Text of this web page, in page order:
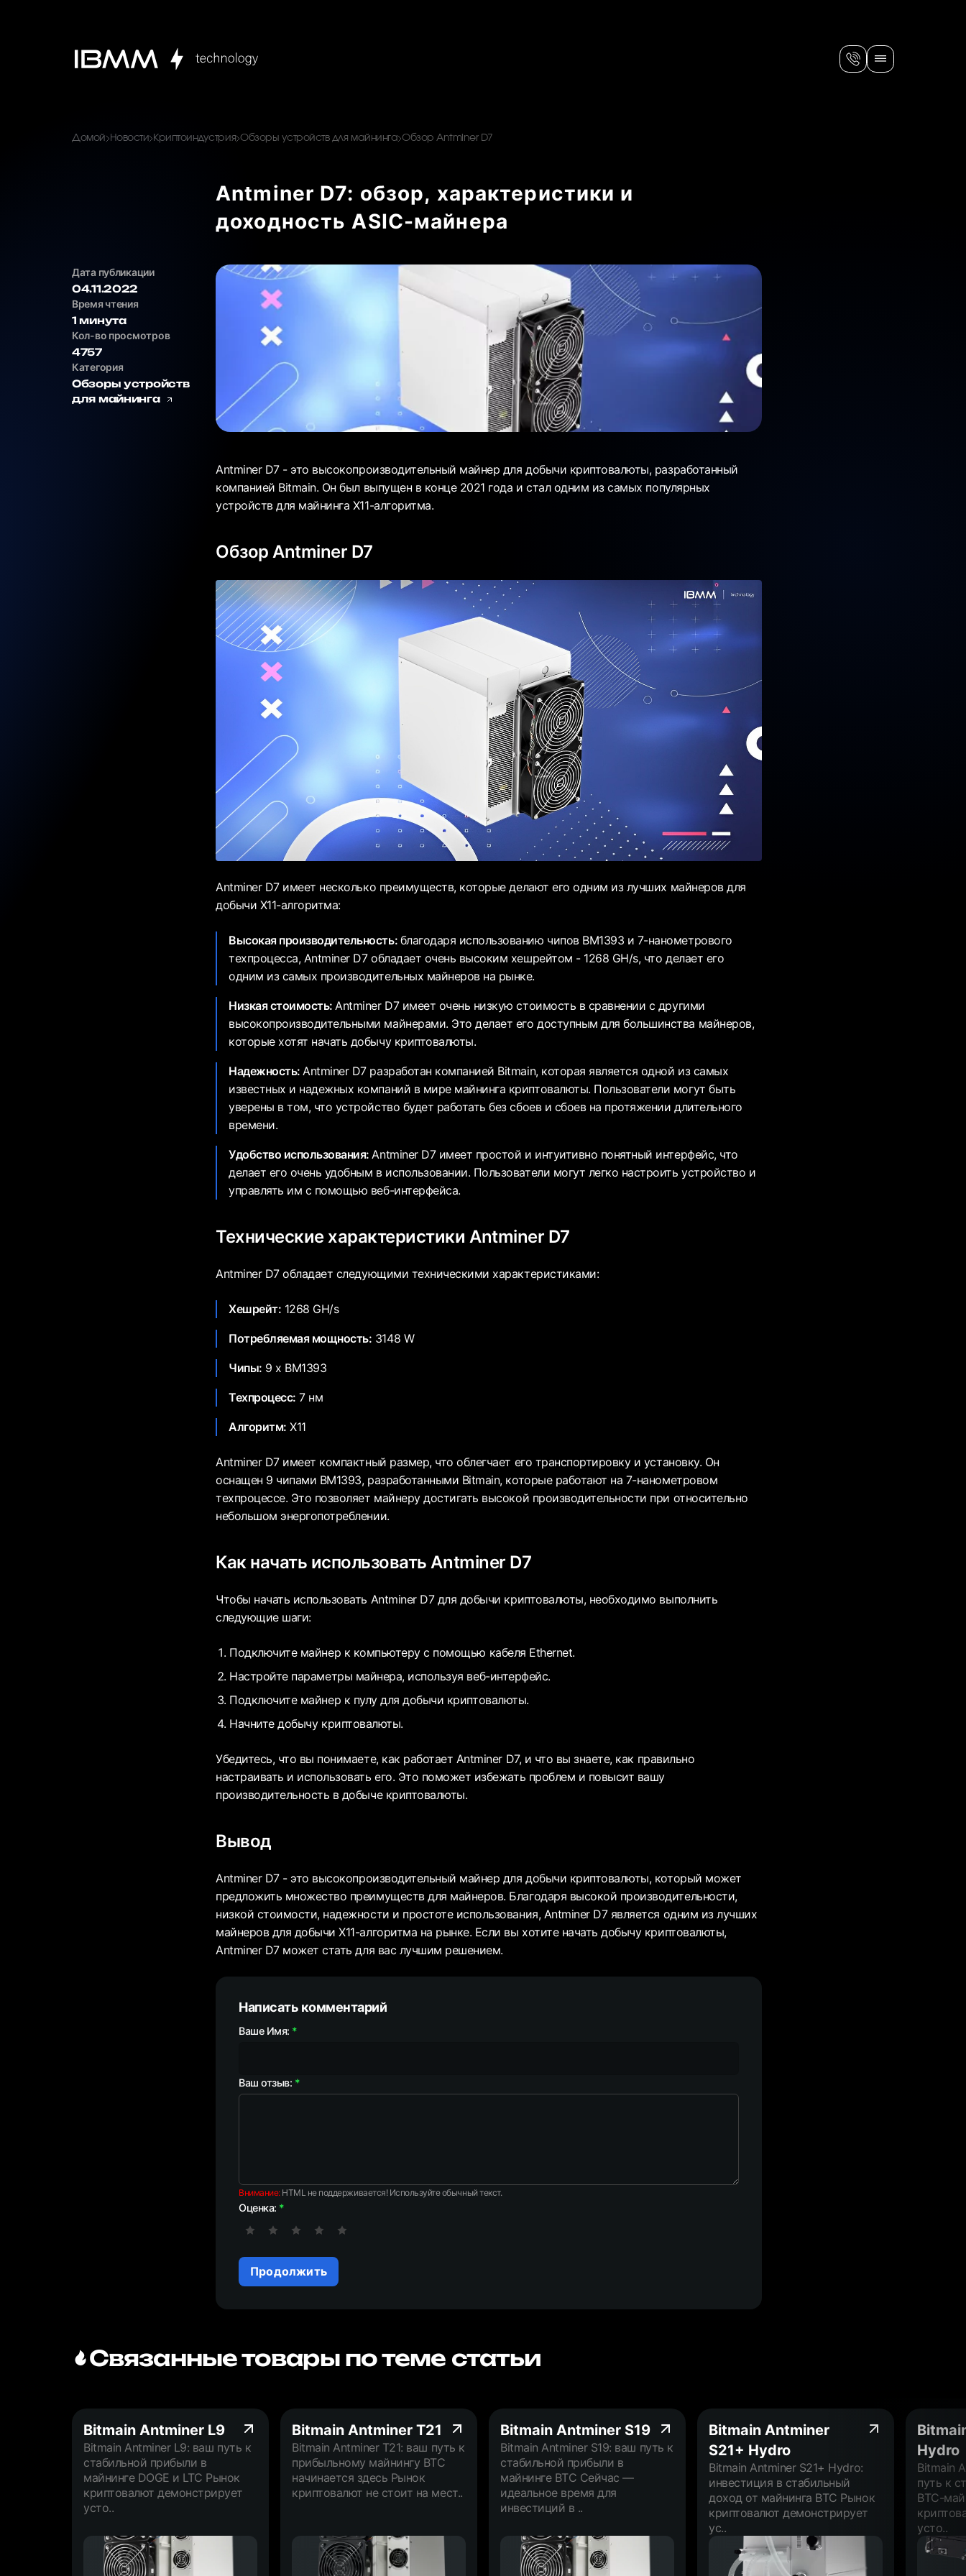
Домой Новости Криптоиндустрия Обзоры устройств для майнинга Обзор Antminer D7
Antminer D7: обзор, характеристики и
доходность ASIC-майнера
Дата публикации
04.11.2022
Время чтения
1 минута
Кол-во просмотров
4757
Категория
Обзоры устройств
для майнинга
Antminer D7 - это высокопроизводительный майнер для добычи криптовалюты, разработанный
компанией Bitmain. Он был выпущен в конце 2021 года и стал одним из самых популярных
устройств для майнинга X11-алгоритма.
Обзор Antminer D7
Antminer D7 имеет несколько преимуществ, которые делают его одним из лучших майнеров для
добычи X11-алгоритма:
Высокая производительность: благодаря использованию чипов BM1393 и 7-нанометрового
техпроцесса, Antminer D7 обладает очень высоким хешрейтом - 1268 GH/s, что делает его
одним из самых производительных майнеров на рынке.
Низкая стоимость:Antminer D7 имеет очень низкую стоимость в сравнении с другими
высокопроизводительными майнерами. Это делает его доступным для большинства майнеров,
которые хотят начать добычу криптовалюты.
Надежность:Antminer D7 разработан компанией Bitmain, которая является одной из самых
известных и надежных компаний в мире майнинга криптовалюты. Пользователи могут быть
уверены в том, что устройство будет работать без сбоев и сбоев на протяжении длительного
времени.
Удобство использования:Antminer D7 имеет простой и интуитивно понятный интерфейс, что
делает его очень удобным в использовании. Пользователи могут легко настроить устройство и
управлять им с помощью веб-интерфейса.
Технические характеристики Antminer D7
Antminer D7 обладает следующими техническими характеристиками:
Хешрейт: 1268 GH/s
Потребляемая мощность: 3148 W
Чипы: 9 x BM1393
Техпроцесс: 7 нм
Алгоритм: X11
Antminer D7 имеет компактный размер, что облегчает его транспортировку и установку. Он
оснащен 9 чипами BM1393, разработанными Bitmain, которые работают на 7-нанометровом
техпроцессе. Это позволяет майнеру достигать высокой производительности при относительно
небольшом энергопотреблении.
Как начать использовать Antminer D7
Чтобы начать использовать Antminer D7 для добычи криптовалюты, необходимо выполнить
следующие шаги:
Подключите майнер к компьютеру с помощью кабеля Ethernet.
Настройте параметры майнера, используя веб-интерфейс.
Подключите майнер к пулу для добычи криптовалюты.
Начните добычу криптовалюты.
Убедитесь, что вы понимаете, как работает Antminer D7, и что вы знаете, как правильно
настраивать и использовать его. Это поможет избежать проблем и повысит вашу
производительность в добыче криптовалюты.
Вывод
Antminer D7 - это высокопроизводительный майнер для добычи криптовалюты, который может
предложить множество преимуществ для майнеров. Благодаря высокой производительности,
низкой стоимости, надежности и простоте использования, Antminer D7 является одним из лучших
майнеров для добычи X11-алгоритма на рынке. Если вы хотите начать добычу криптовалюты,
Antminer D7 может стать для вас лучшим решением.
Написать комментарий
Ваше Имя:
Ваш отзыв:
Внимание:HTML не поддерживается! Используйте обычный текст.
Оценка:
Продолжить
Связанные товары по теме статьи
Bitmain Antminer L9
Bitmain Antminer L9: ваш путь к
стабильной прибыли в
майнинге DOGE и LTC Рынок
криптовалют демонстрирует
усто..
Bitmain Antminer T21
Bitmain Antminer T21: ваш путь к
прибыльному майнингу BTC
начинается здесь Рынок
криптовалют не стоит на мест..
Bitmain Antminer S19
Bitmain Antminer S19: ваш путь к
стабильной прибыли в
майнинге BTC Сейчас —
идеальное время для
инвестиций в ..
Bitmain Antminer
S21+ Hydro
Bitmain Antminer S21+ Hydro:
инвестиция в стабильный
доход от майнинга BTC Рынок
криптовалют демонстрирует
ус..
Hydro
Bitmain
путь к
BTC-
усто..